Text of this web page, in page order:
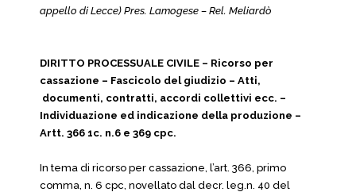
appello di Lecce) Pres. Lamogese – Rel. Meliardò
DIRITTO PROCESSUALE CIVILE – Ricorso per
cassazione – Fascicolo del giudizio – Atti,
documenti, contratti, accordi collettivi ecc. –
Individuazione ed indicazione della produzione –
Artt. 366 1c. n.6 e 369 cpc.
In tema di ricorso per cassazione, l’art. 366, primo
comma, n. 6 cpc, novellato dal decr. leg.n. 40 del